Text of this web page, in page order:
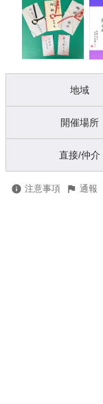
地域
開催場所
直接/仲介
注意事項 通報